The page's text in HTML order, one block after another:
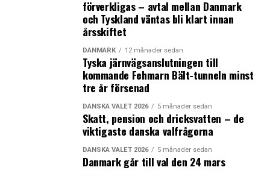
förverkligas – avtal mellan Danmark
och Tyskland väntas bli klart innan
årsskiftet
DANMARK 12 månader sedan
Tyska järnvägsanslutningen till
kommande Fehmarn Bält-tunneln minst
tre år försenad
DANSKA VALET 2026 5 månader sedan
Skatt, pension och dricksvatten – de
viktigaste danska valfrågorna
DANSKA VALET 2026 5 månader sedan
Danmark går till val den 24 mars